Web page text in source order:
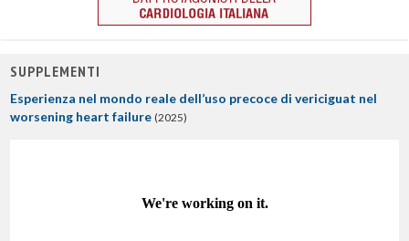
SUPPLEMENTI
Esperienza nel mondo reale dell’uso precoce di vericiguat nel
worsening heart failure (2025)